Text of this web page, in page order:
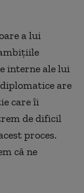
a lui
interne ale lui
are
care îi
de dificil
proces.
că ne